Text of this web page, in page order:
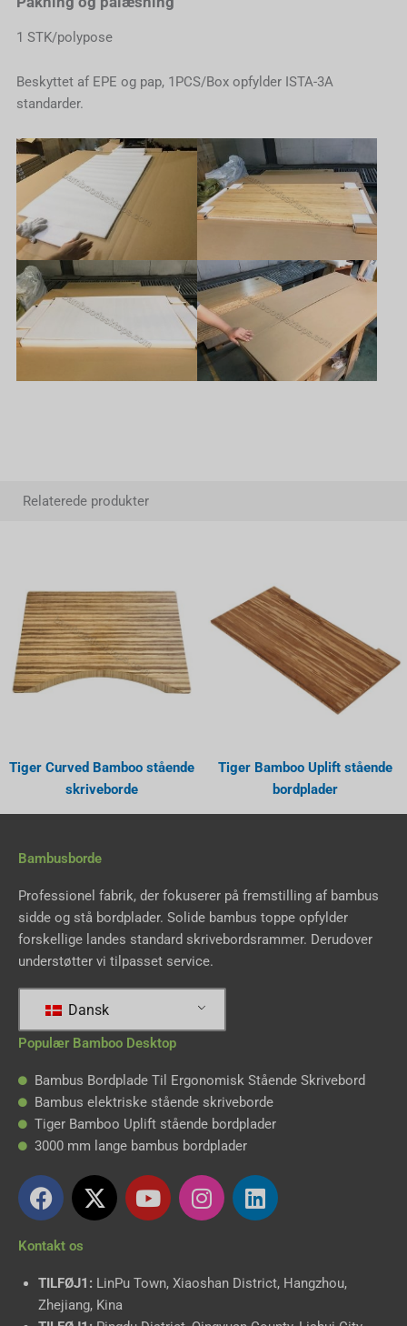
1 STK/polypose
Beskyttet af EPE og pap, 1PCS/Box opfylder ISTA-3A
standarder.
Relaterede produkter
Tiger Curved Bamboo stående
skriveborde
Tiger Bamboo Uplift stående
bordplader
Bambusborde
Professionel fabrik, der fokuserer på fremstilling af bambus
sidde og stå bordplader. Solide bambus toppe opfylder
forskellige landes standard skrivebordsrammer. Derudover
understøtter vi tilpasset service.
Dansk
Populær Bamboo Desktop
Bambus Bordplade Til Ergonomisk Stående Skrivebord
Bambus elektriske stående skriveborde
Tiger Bamboo Uplift stående bordplader
3000 mm lange bambus bordplader
F
a
e
b
o
X
-
i
t
Y
o
u
I
n
a
L
i
e
Kontakt os
TILFØJ1: LinPu Town, Xiaoshan District, Hangzhou,
Zhejiang, Kina